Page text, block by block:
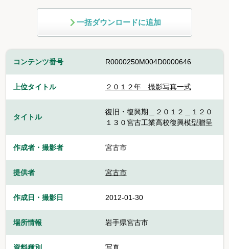
一括ダウンロードに追加
コンテンツ番号 R0000250M004D0000646
上位タイトル ２０１２年 撮影写真一式
タイトル
復旧・復興期＿２０１２＿１２０
１３０宮古工業高校復興模型贈呈
作成者・撮影者 宮古市
提供者 宮古市
作成日・撮影日 2012-01-30
場所情報 岩手県宮古市